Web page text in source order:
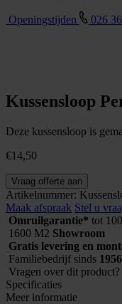
Openingstijden 026
Kussensloop
Deze kussensloop is
€14,50
Kussensloop
Percal
200
60x70
aantal
Vraag offerte aan
Artikelnummer:
Maak afspraak Stel u
Omruilgarantie* tot
1600 M2 Showroom
Gratis levering en
Familiebedrijf sinds 1956
Vragen over dit product?
Specificaties
Meer informatie